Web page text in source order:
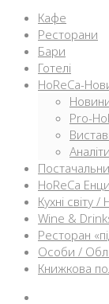
Кафе
Ресторани
Бари
Готелі
HoReCa-
Pro-
HoReCa
Кухні світу
Wine &
Ресторан
Особи /
Книжкова